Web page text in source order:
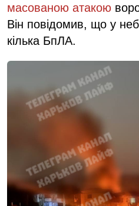
масованою атакою
Він повідомив, що у
кілька БпЛА.